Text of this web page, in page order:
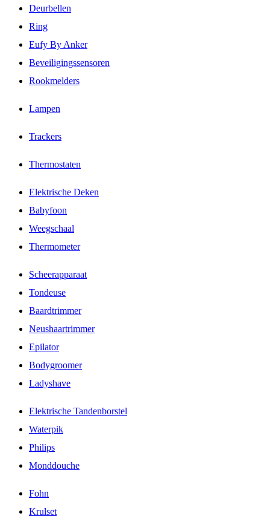
Deurbellen
Ring
Eufy By Anker
Beveiligingssensoren
Rookmelders
Lampen
Trackers
Thermostaten
Elektrische Deken
Babyfoon
Weegschaal
Thermometer
Scheerapparaat
Tondeuse
Baardtrimmer
Neushaartrimmer
Epilator
Bodygroomer
Ladyshave
Elektrische Tandenborstel
Waterpik
Philips
Monddouche
Fohn
Krulset